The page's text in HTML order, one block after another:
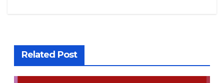
Related Post